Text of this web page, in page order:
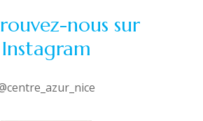
nous sur
Instagram